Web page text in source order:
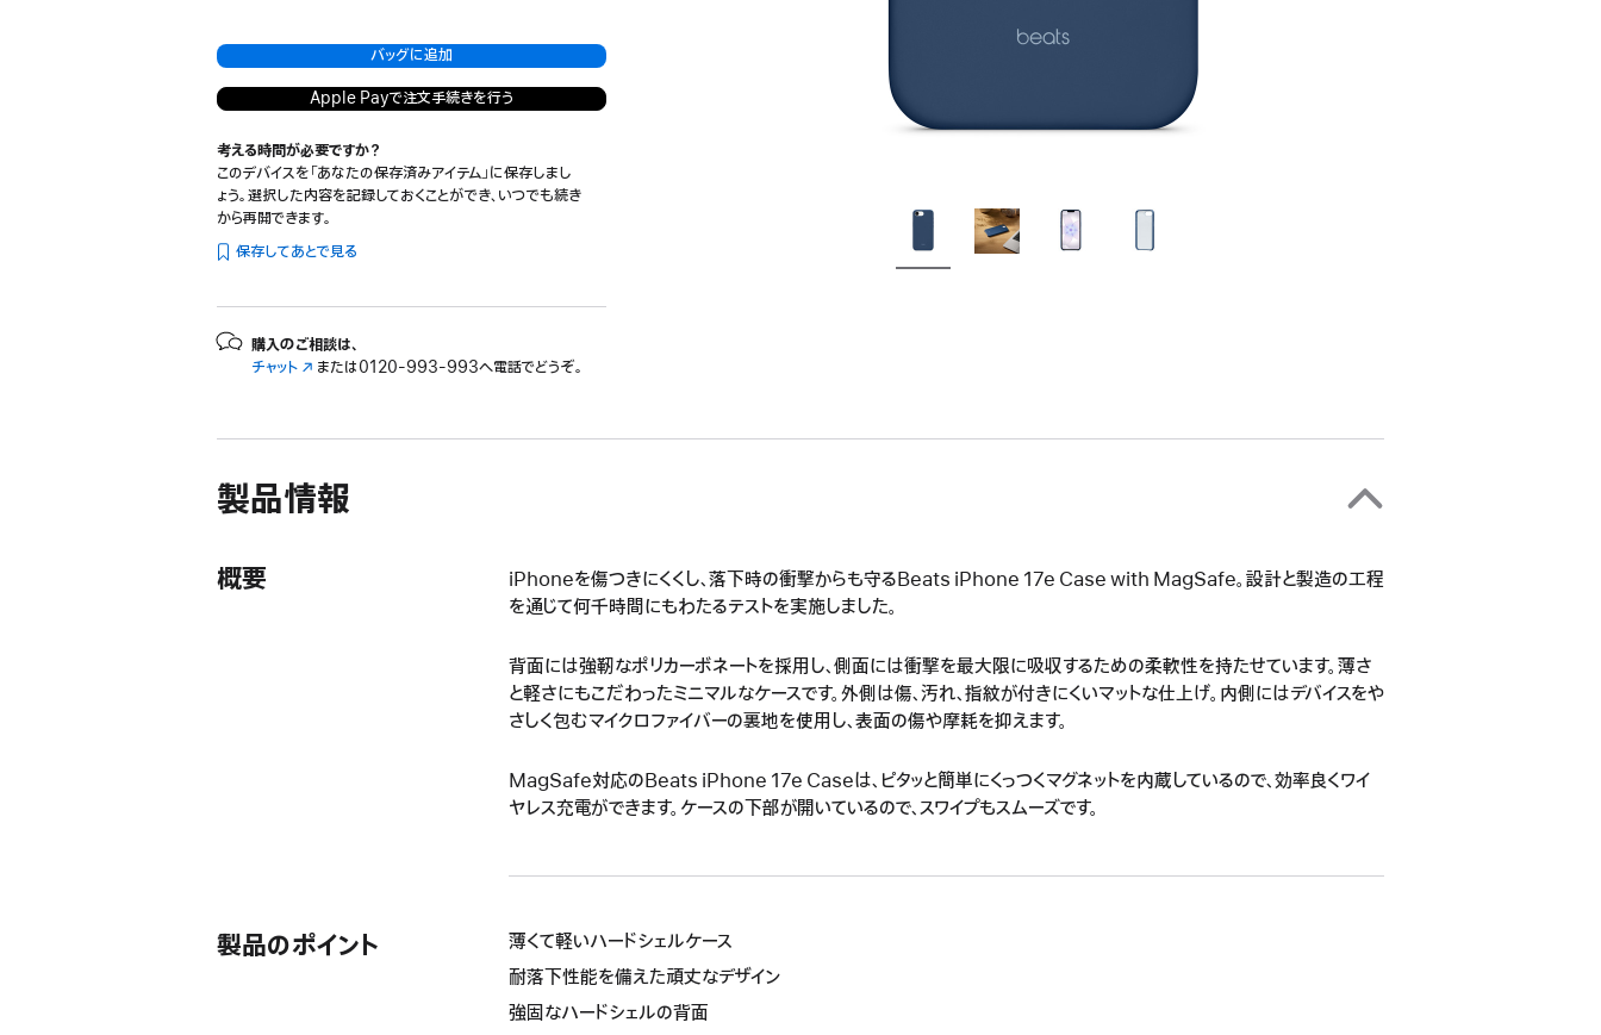
ー
ン
バッグに追加
Apple Payで注文手続きを行う
考える時間が必要ですか？
このデバイスを「あなたの保存済みアイテム」に保存しまし
ょう。選択した内容を記録しておくことができ、いつでも続き
から再開できます。
保存してあとで見る
購入のご相談は、
チャット （新
イ
ド
ウ
または0120-993-993へ電話でどうぞ。
製品情報
概要
iPhoneを傷つきにくくし、落下時の衝撃からも守るBeats iPhone 17e Case with MagSafe。設計と製造の工程
を通じて何千時間にもわたるテストを実施しました。
背面には強靭なポリカーボネートを採用し、側面には衝撃を最大限に吸収するための柔軟性を持たせています。薄さ
と軽さにもこだわったミニマルなケースです。外側は傷、汚れ、指紋が付きにくいマットな仕上げ。内側にはデバイスをや
さしく包むマイクロファイバーの裏地を使用し、表面の傷や摩耗を抑えます。
MagSafe対応のBeats iPhone 17e Caseは、ピタッと簡単にくっつくマグネットを内蔵しているので、効率良くワイ
ヤレス充電ができます。ケースの下部が開いているので、スワイプもスムーズです。
製品のポイント
薄くて軽いハードシェルケース
耐落下性能を備えた頑丈なデザイン
強固なハードシェルの背面